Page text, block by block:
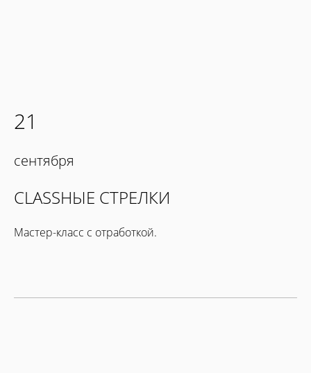
21
сентября
CLASSНЫЕ СТРЕЛКИ
Мастер-класс с отработкой.